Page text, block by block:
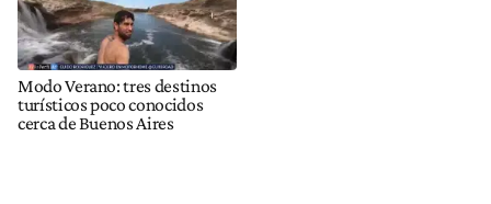
Modo Verano: tres destinos
turísticos poco conocidos
cerca de Buenos Aires